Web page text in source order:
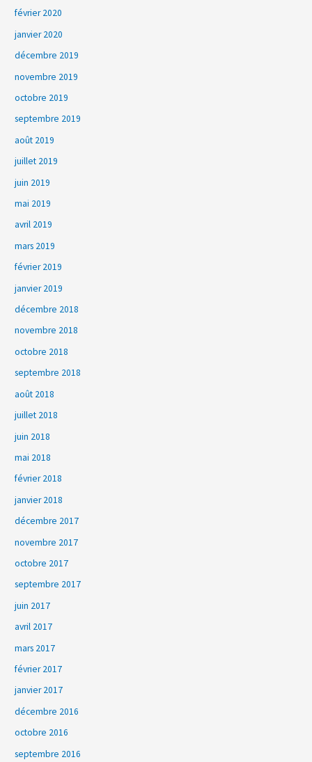
février 2020
janvier 2020
décembre 2019
novembre 2019
octobre 2019
septembre 2019
août 2019
juillet 2019
juin 2019
mai 2019
avril 2019
mars 2019
février 2019
janvier 2019
décembre 2018
novembre 2018
octobre 2018
septembre 2018
août 2018
juillet 2018
juin 2018
mai 2018
février 2018
janvier 2018
décembre 2017
novembre 2017
octobre 2017
septembre 2017
juin 2017
avril 2017
mars 2017
février 2017
janvier 2017
décembre 2016
octobre 2016
septembre 2016